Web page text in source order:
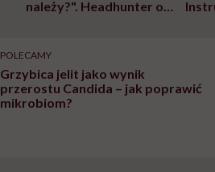
należy?". Headhunter o
pracy
POLECAMY
Grzybica jelit jako wynik
przerostu Candida – jak poprawić
mikrobiom?